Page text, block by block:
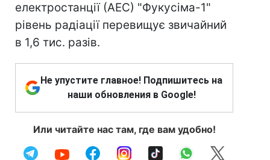
електростанції (АЕС) "Фукусіма-1"
рівень радіації перевищує звичайний
в 1,6 тис. разів.
Не упустите главное! Подпишитесь на
наши обновления в Google!
Или читайте нас там, где вам удобно!